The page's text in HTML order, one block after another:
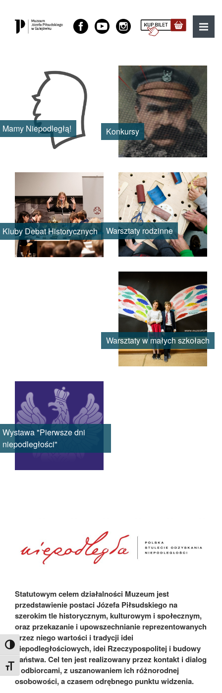
Toggle High Contrast
Toggle Font size
Muzeum Józefa Piłsudskiego w Sulejówku
MENU
Mamy Niepodległą! Konkursy
Kluby Debat Historycznych Warsztaty rodzinne
Warsztaty w małych szkołach
Wystawa "Pierwsze dni
niepodległości"
Statutowym celem działalności Muzeum jest
przedstawienie postaci Józefa Piłsudskiego na
szerokim tle historycznym, kulturowym i społecznym,
oraz przekazanie i upowszechnianie reprezentowanych
przez niego wartości i tradycji idei
niepodległościowych, idei Rzeczypospolitej i budowy
państwa. Cel ten jest realizowany przez kontakt i dialog
z odbiorcami, z uszanowaniem ich różnorodnej
osobowości, a czasem odrębnego punktu widzenia.